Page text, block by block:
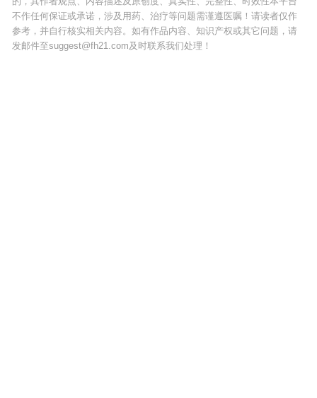
不作任何保证或承诺，涉及用药、治疗等问题需谨遵医嘱！请读者仅作
参考，并自行核实相关内容。如有作品内容、知识产权或其它问题，请
发邮件至suggest@fh21.com及时联系我们处理！